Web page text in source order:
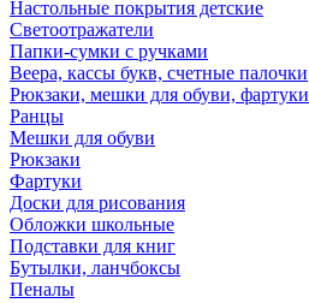
Настольные покрытия детские
Светоотражатели
Папки-сумки с ручками
Веера, кассы букв, счетные палочки
Рюкзаки, мешки для обуви, фартуки
Ранцы
Мешки для обуви
Рюкзаки
Фартуки
Доски для рисования
Обложки школьные
Подставки для книг
Бутылки, ланчбоксы
Пеналы